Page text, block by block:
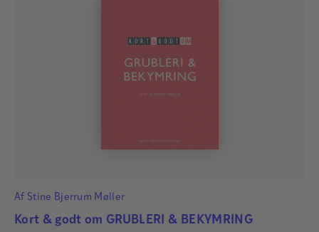
Af Stine Bjerrum Møller
Kort & godt om GRUBLERI & BEKYMRING